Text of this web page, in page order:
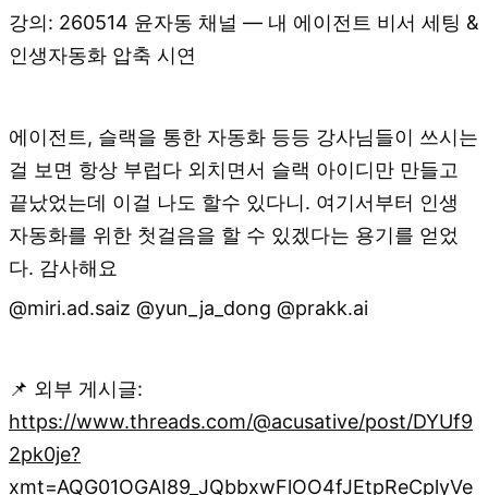
강의: 260514 윤자동 채널 — 내 에이전트 비서 세팅 &
인생자동화 압축 시연
에이전트, 슬랙을 통한 자동화 등등 강사님들이 쓰시는
걸 보면 항상 부럽다 외치면서 슬랙 아이디만 만들고
끝났었는데 이걸 나도 할수 있다니. 여기서부터 인생
자동화를 위한 첫걸음을 할 수 있겠다는 용기를 얻었
다. 감사해요
@miri.ad.saiz @yun_ja_dong @prakk.ai
📌 외부 게시글:
https://www.threads.com/@acusative/post/DYUf9
2pk0je?
xmt=AQG01OGAI89_JQbbxwFlOO4fJEtpReCplyVe